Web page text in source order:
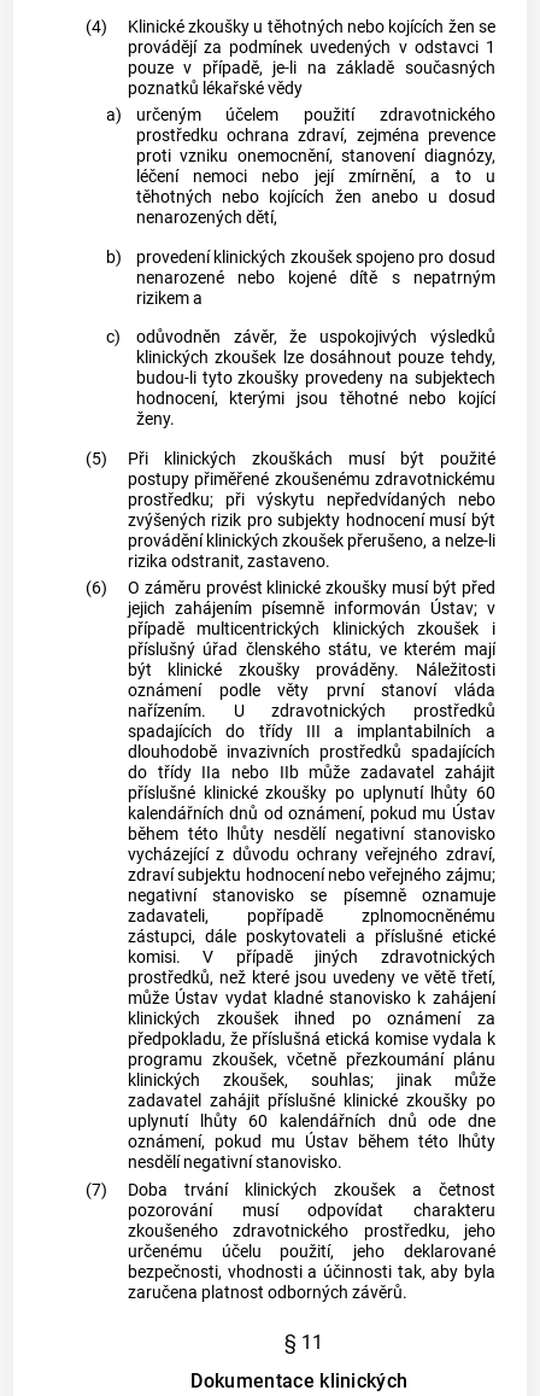
(4)
Klinické zkoušky u těhotných nebo kojících žen se
provádějí za podmínek uvedených v odstavci 1
pouze v případě, je-li na základě současných
poznatků lékařské vědy
a)
určeným účelem použití zdravotnického
prostředku ochrana zdraví, zejména prevence
proti vzniku onemocnění, stanovení diagnózy,
léčení nemoci nebo její zmírnění, a to u
těhotných nebo kojících žen anebo u dosud
nenarozených dětí,
b)
provedení klinických zkoušek spojeno pro dosud
nenarozené nebo kojené dítě s nepatrným
rizikem a
c)
odůvodněn závěr, že uspokojivých výsledků
klinických zkoušek lze dosáhnout pouze tehdy,
budou-li tyto zkoušky provedeny na subjektech
hodnocení, kterými jsou těhotné nebo kojící
ženy.
(5)
Při klinických zkouškách musí být použité
postupy přiměřené zkoušenému zdravotnickému
prostředku; při výskytu nepředvídaných nebo
zvýšených rizik pro subjekty hodnocení musí být
provádění klinických zkoušek přerušeno, a nelze-li
rizika odstranit, zastaveno.
(6)
O záměru provést klinické zkoušky musí být před
jejich zahájením písemně informován Ústav; v
případě multicentrických klinických zkoušek i
příslušný úřad členského státu, ve kterém mají
být klinické zkoušky prováděny. Náležitosti
oznámení podle věty první stanoví vláda
nařízením. U zdravotnických prostředků
spadajících do třídy III a implantabilních a
dlouhodobě invazivních prostředků spadajících
do třídy IIa nebo IIb může zadavatel zahájit
příslušné klinické zkoušky po uplynutí lhůty 60
kalendářních dnů od oznámení, pokud mu Ústav
během této lhůty nesdělí negativní stanovisko
vycházející z důvodu ochrany veřejného zdraví,
zdraví subjektu hodnocení nebo veřejného zájmu;
negativní stanovisko se písemně oznamuje
zadavateli, popřípadě zplnomocněnému
zástupci, dále poskytovateli a příslušné etické
komisi. V případě jiných zdravotnických
prostředků, než které jsou uvedeny ve větě třetí,
může Ústav vydat kladné stanovisko k zahájení
klinických zkoušek ihned po oznámení za
předpokladu, že příslušná etická komise vydala k
programu zkoušek, včetně přezkoumání plánu
klinických zkoušek, souhlas; jinak může
zadavatel zahájit příslušné klinické zkoušky po
uplynutí lhůty 60 kalendářních dnů ode dne
oznámení, pokud mu Ústav během této lhůty
nesdělí negativní stanovisko.
(7)
Doba trvání klinických zkoušek a četnost
pozorování musí odpovídat charakteru
zkoušeného zdravotnického prostředku, jeho
určenému účelu použití, jeho deklarované
bezpečnosti, vhodnosti a účinnosti tak, aby byla
zaručena platnost odborných závěrů.
§ 11
Dokumentace klinických